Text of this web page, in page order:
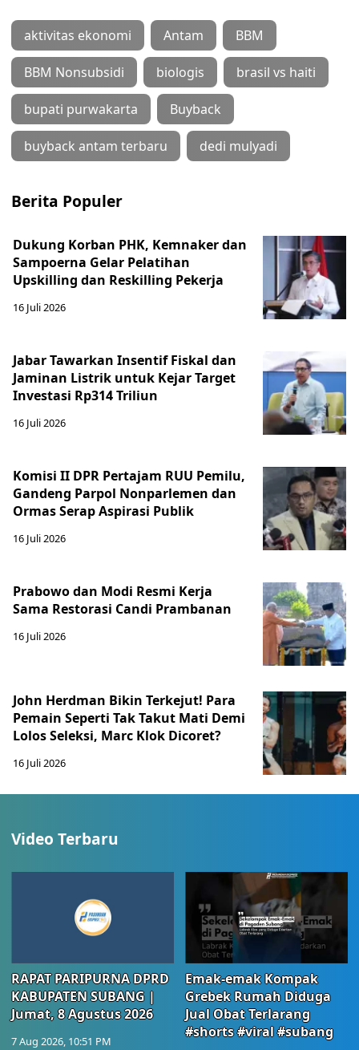
aktivitas ekonomi Antam BBM
BBM Nonsubsidi biologis brasil vs haiti
bupati purwakarta Buyback
buyback antam terbaru dedi mulyadi
Berita Populer
Dukung Korban PHK, Kemnaker dan
Sampoerna Gelar Pelatihan
Upskilling dan Reskilling Pekerja
16 Juli 2026
Jabar Tawarkan Insentif Fiskal dan
Jaminan Listrik untuk Kejar Target
Investasi Rp314 Triliun
16 Juli 2026
Komisi II DPR Pertajam RUU Pemilu,
Gandeng Parpol Nonparlemen dan
Ormas Serap Aspirasi Publik
16 Juli 2026
Prabowo dan Modi Resmi Kerja
Sama Restorasi Candi Prambanan
16 Juli 2026
John Herdman Bikin Terkejut! Para
Pemain Seperti Tak Takut Mati Demi
Lolos Seleksi, Marc Klok Dicoret?
16 Juli 2026
Video Terbaru
RAPAT PARIPURNA DPRD
KABUPATEN SUBANG |
Jumat, 8 Agustus 2026
7 Aug 2026, 10:51 PM
Emak-emak Kompak
Grebek Rumah Diduga
Jual Obat Terlarang
#shorts #viral #subang